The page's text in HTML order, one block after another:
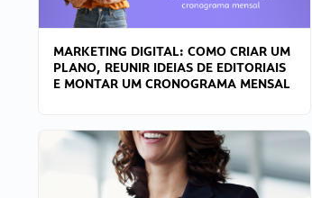
MARKETING DIGITAL: COMO CRIAR UM
PLANO, REUNIR IDEIAS DE EDITORIAIS
E MONTAR UM CRONOGRAMA MENSAL